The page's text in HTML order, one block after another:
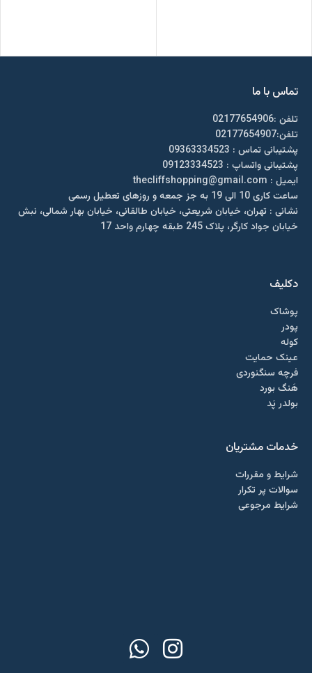
تماس با ما
تلفن :02177654906
تلفن:02177654907
پشتیبانی تماس : 09363334523
پشتیبانی واتساپ : 09123334523
ايميل : thecliffshopping@gmail.com
ساعت کاری 10 الی 19 به جز جمعه و روزهای تعطیل رسمی
نشانی : تهران، خیابان شریعتی، خیابان طالقانی، خیابان بهار شمالی، نبش
خیابان جواد کارگر، پلاک 245 طبقه چهارم واحد 17
دکلیف​
پوشاک
پودر
کوله
عینک حمایت
فرچه سنگنوردی
هَنگ بورد
بولدر پَد
خدمات مشتریان
شرایط و مقررات
سوالات پر تکرار
شرایط مرجوعی